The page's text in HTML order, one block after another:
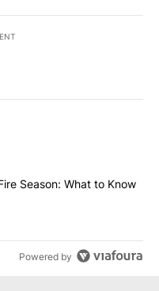
articles in the last
with 18 comments.
During Fire Season:
Season: What to Know
Powered by